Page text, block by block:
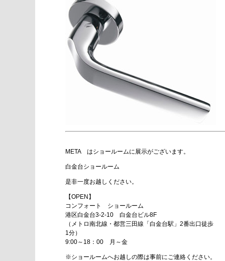
META はショールームに展示がございます。
白金台ショールーム
是非一度お越しください。
【OPEN】
コンフォート ショールーム
港区白金台3-2-10 白金台ビル8F
（メトロ南北線・都営三田線「白金台駅」2番出口徒歩
1分）
9:00～18：00 月～金
※ショールームへお越しの際は事前にご連絡ください。